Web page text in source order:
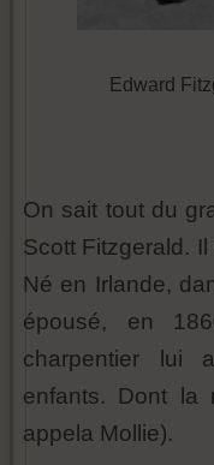
Edward
On sait tout du
Scott Fitzgerald.
Né en Irlande,
épousé, en
charpentier lui
enfants. Dont la
appela Mollie).